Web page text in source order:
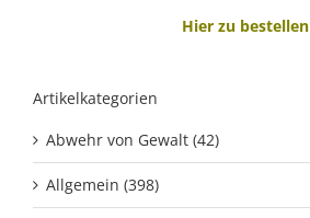
Hier zu bestellen
Artikelkategorien
Abwehr von Gewalt (42)
Allgemein (398)